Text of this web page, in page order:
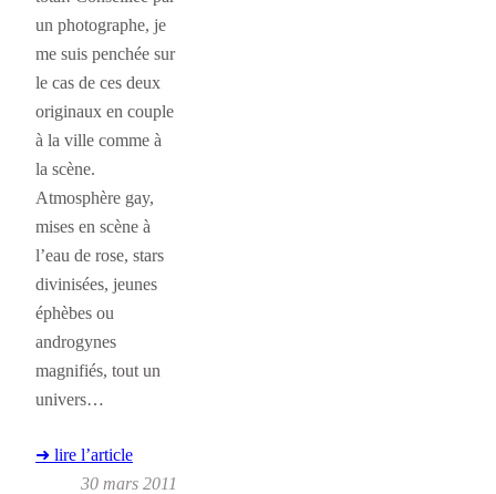
un photographe, je
me suis penchée sur
le cas de ces deux
originaux en couple
à la ville comme à
la scène.
Atmosphère gay,
mises en scène à
l’eau de rose, stars
divinisées, jeunes
éphèbes ou
androgynes
magnifiés, tout un
univers…
➜ lire l’article
30 mars 2011